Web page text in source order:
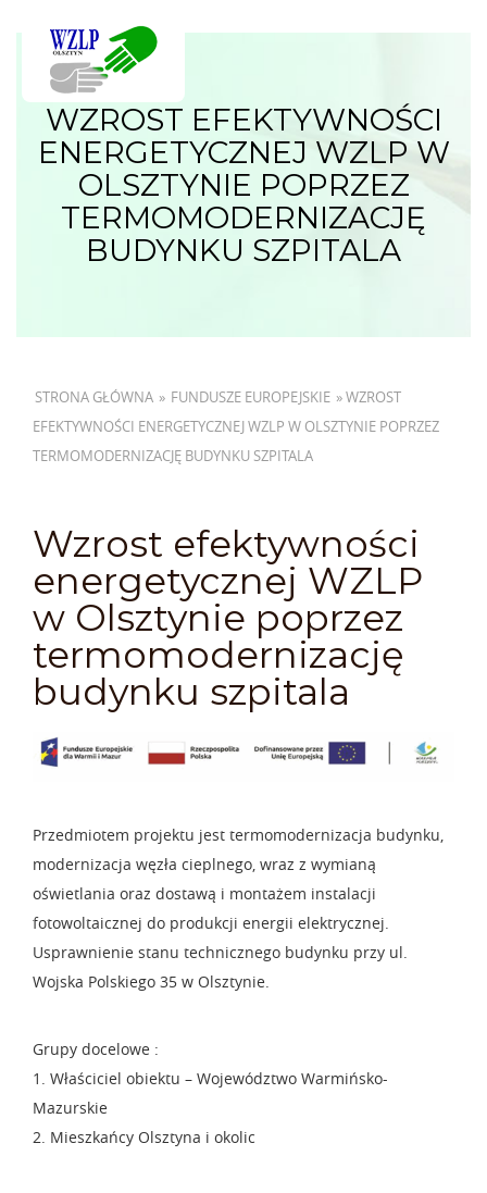
WZROST EFEKTYWNOŚCI
ENERGETYCZNEJ WZLP W
OLSZTYNIE POPRZEZ
TERMOMODERNIZACJĘ
BUDYNKU SZPITALA
STRONA GŁÓWNA » FUNDUSZE EUROPEJSKIE »WZROST
EFEKTYWNOŚCI ENERGETYCZNEJ WZLP W OLSZTYNIE POPRZEZ
TERMOMODERNIZACJĘ BUDYNKU SZPITALA
Wzrost efektywności
energetycznej WZLP
w Olsztynie poprzez
termomodernizację
budynku szpitala
Przedmiotem projektu jest termomodernizacja budynku,
modernizacja węzła cieplnego, wraz z wymianą
oświetlania oraz dostawą i montażem instalacji
fotowoltaicznej do produkcji energii elektrycznej.
Usprawnienie stanu technicznego budynku przy ul.
Wojska Polskiego 35 w Olsztynie.
Grupy docelowe :
1. Właściciel obiektu – Województwo Warmińsko-
Mazurskie
2. Mieszkańcy Olsztyna i okolic